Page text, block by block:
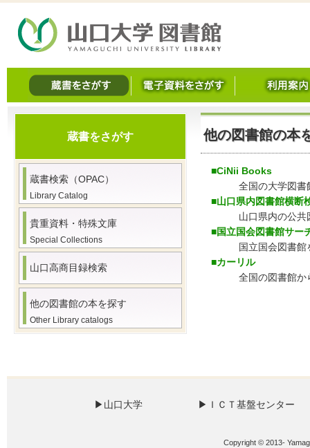
他の図書館の本
■CiNii Books
全国の大学図書
■山口県内図書館横断
山口県内の公
■国立国会図書館サー
国立国会図書
■カーリル
全国の図書館か
蔵書をさがす
蔵書検索（OPAC）
Library Catalog
貴重資料・特殊文庫
Special Collections
山口高商目録検索
他の図書館の本を探す
Other Library catalogs
Copyright © 2013-